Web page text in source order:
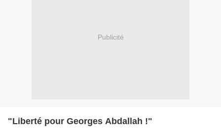
Publicité
"Liberté pour Georges Abdallah !"